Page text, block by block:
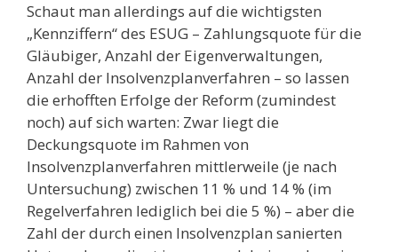
Schaut man allerdings auf die wichtigsten
„Kennziffern“ des ESUG – Zahlungsquote für die
Gläubiger, Anzahl der Eigenverwaltungen,
Anzahl der Insolvenzplanverfahren – so lassen
die erhofften Erfolge der Reform (zumindest
noch) auf sich warten: Zwar liegt die
Deckungsquote im Rahmen von
Insolvenzplanverfahren mittlerweile (je nach
Untersuchung) zwischen 11 % und 14 % (im
Regelverfahren lediglich bei die 5 %) – aber die
Zahl der durch einen Insolvenzplan sanierten